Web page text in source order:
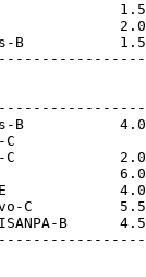
B
B
C
C
E
C
B